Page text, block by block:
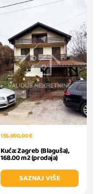
155.000,00 €
Kuća: Zagreb (Blaguša),
168.00 m2 (prodaja)
SAZNAJ VIŠE